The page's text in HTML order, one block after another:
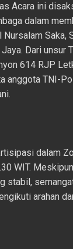
Acara ini
dalam
Saka,
Dari unsur
614 RJP
anggota TNI-
dalam
WIT.
stabil,
arahan